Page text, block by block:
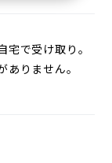
で受け取り。
りません。